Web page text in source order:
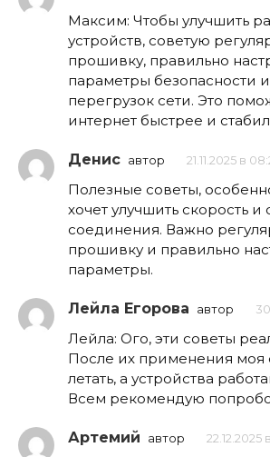
Максим: Чтобы улучшить
устройств, советую
прошивку, правильно
параметры безопасности и
перегрузок сети. Это
интернет быстрее и
Денис автор 21.11.2025 в
Полезные советы,
хочет улучшить скорость и
соединения. Важно
прошивку и правильно
параметры.
Лейла Егорова автор
Лейла: Ого, эти советы
После их применения моя
летать, а устройства
Всем рекомендую
Артемий автор 22.12.2025